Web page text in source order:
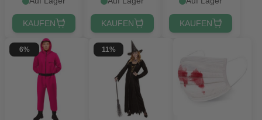
KAUFEN KAUFEN KAUFEN
6% 11%